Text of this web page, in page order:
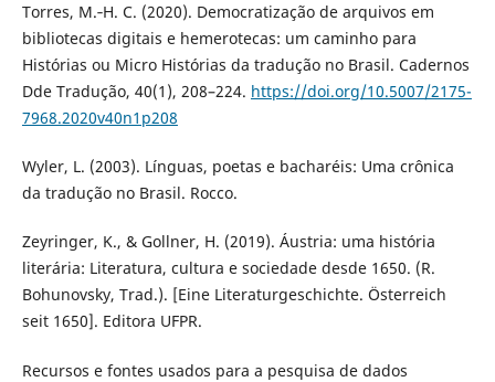
Torres, M.‑H. C. (2020). Democratização de arquivos em
bibliotecas digitais e hemerotecas: um caminho para
Histórias ou Micro Histórias da tradução no Brasil. Cadernos
Dde Tradução, 40(1), 208–224. https://doi.org/10.5007/2175-
7968.2020v40n1p208
Wyler, L. (2003). Línguas, poetas e bacharéis: Uma crônica
da tradução no Brasil. Rocco.
Zeyringer, K., & Gollner, H. (2019). Áustria: uma história
literária: Literatura, cultura e sociedade desde 1650. (R.
Bohunovsky, Trad.). [Eine Literaturgeschichte. Österreich
seit 1650]. Editora UFPR.
Recursos e fontes usados para a pesquisa de dados